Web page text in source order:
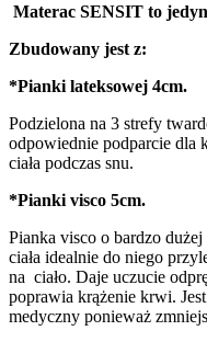
Materac SENSIT to
Zbudowany jest z:
*Pianki lateksowej 4cm.
Podzielona na 3 strefy
odpowiednie podparcie dla
ciała podczas snu.
*Pianki visco 5cm.
Pianka visco o bardzo
ciała idealnie do niego
na ciało. Daje uczucie
poprawia krążenie krwi.
medyczny ponieważ